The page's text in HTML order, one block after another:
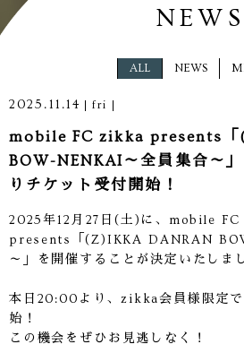
NEWS
ALL NEWS
2025.11.14 fri
mobile FC zikka presents「
BOW-NENKAI～全員集合～
りチケット受付開始！
2025年12月27日(土)に、mobile
presents「(Z)IKKA DANRAN
～」を開催することが決定いたしま
本日20:00より、zikka会員様限定で
始！
この機会をぜひお見逃しなく！